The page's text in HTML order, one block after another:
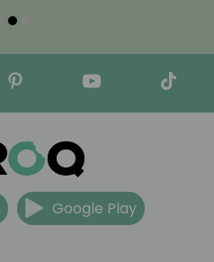
Google Play